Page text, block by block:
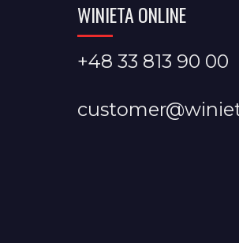
WINIETA ONLINE
+48 33 813 90 00